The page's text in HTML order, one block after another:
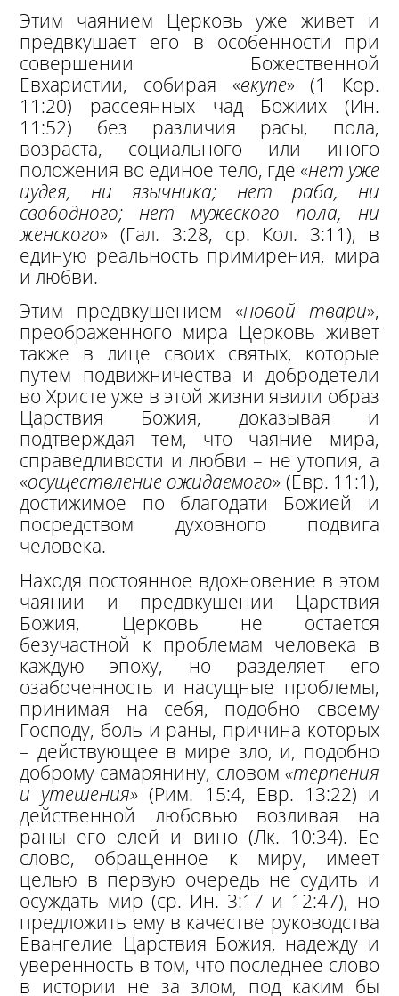
Этим чаянием Церковь уже живет и
предвкушает его в особенности при
совершении Божественной
Евхаристии, собирая «вкупе» (1 Кор.
11:20) рассеянных чад Божиих (Ин.
11:52) без различия расы, пола,
возраста, социального или иного
положения во единое тело, где «нет уже
иудея, ни язычника; нет раба, ни
свободного; нет мужеского пола, ни
женского» (Гал. 3:28, ср. Кол. 3:11), в
единую реальность примирения, мира
и любви.
Этим предвкушением «новой твари»,
преображенного мира Церковь живет
также в лице своих святых, которые
путем подвижничества и добродетели
во Христе уже в этой жизни явили образ
Царствия Божия, доказывая и
подтверждая тем, что чаяние мира,
справедливости и любви – не утопия, а
«осуществление ожидаемого» (Евр. 11:1),
достижимое по благодати Божией и
посредством духовного подвига
человека.
Находя постоянное вдохновение в этом
чаянии и предвкушении Царствия
Божия, Церковь не остается
безучастной к проблемам человека в
каждую эпоху, но разделяет его
озабоченность и насущные проблемы,
принимая на себя, подобно своему
Господу, боль и раны, причина которых
– действующее в мире зло, и, подобно
доброму самарянину, словом «терпения
и утешения» (Рим. 15:4, Евр. 13:22) и
действенной любовью возливая на
раны его елей и вино (Лк. 10:34). Ее
слово, обращенное к миру, имеет
целью в первую очередь не судить и
осуждать мир (ср. Ин. 3:17 и 12:47), но
предложить ему в качестве руководства
Евангелие Царствия Божия, надежду и
уверенность в том, что последнее слово
в истории не за злом, под каким бы